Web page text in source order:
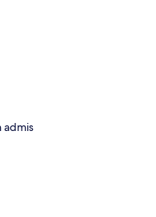
admis